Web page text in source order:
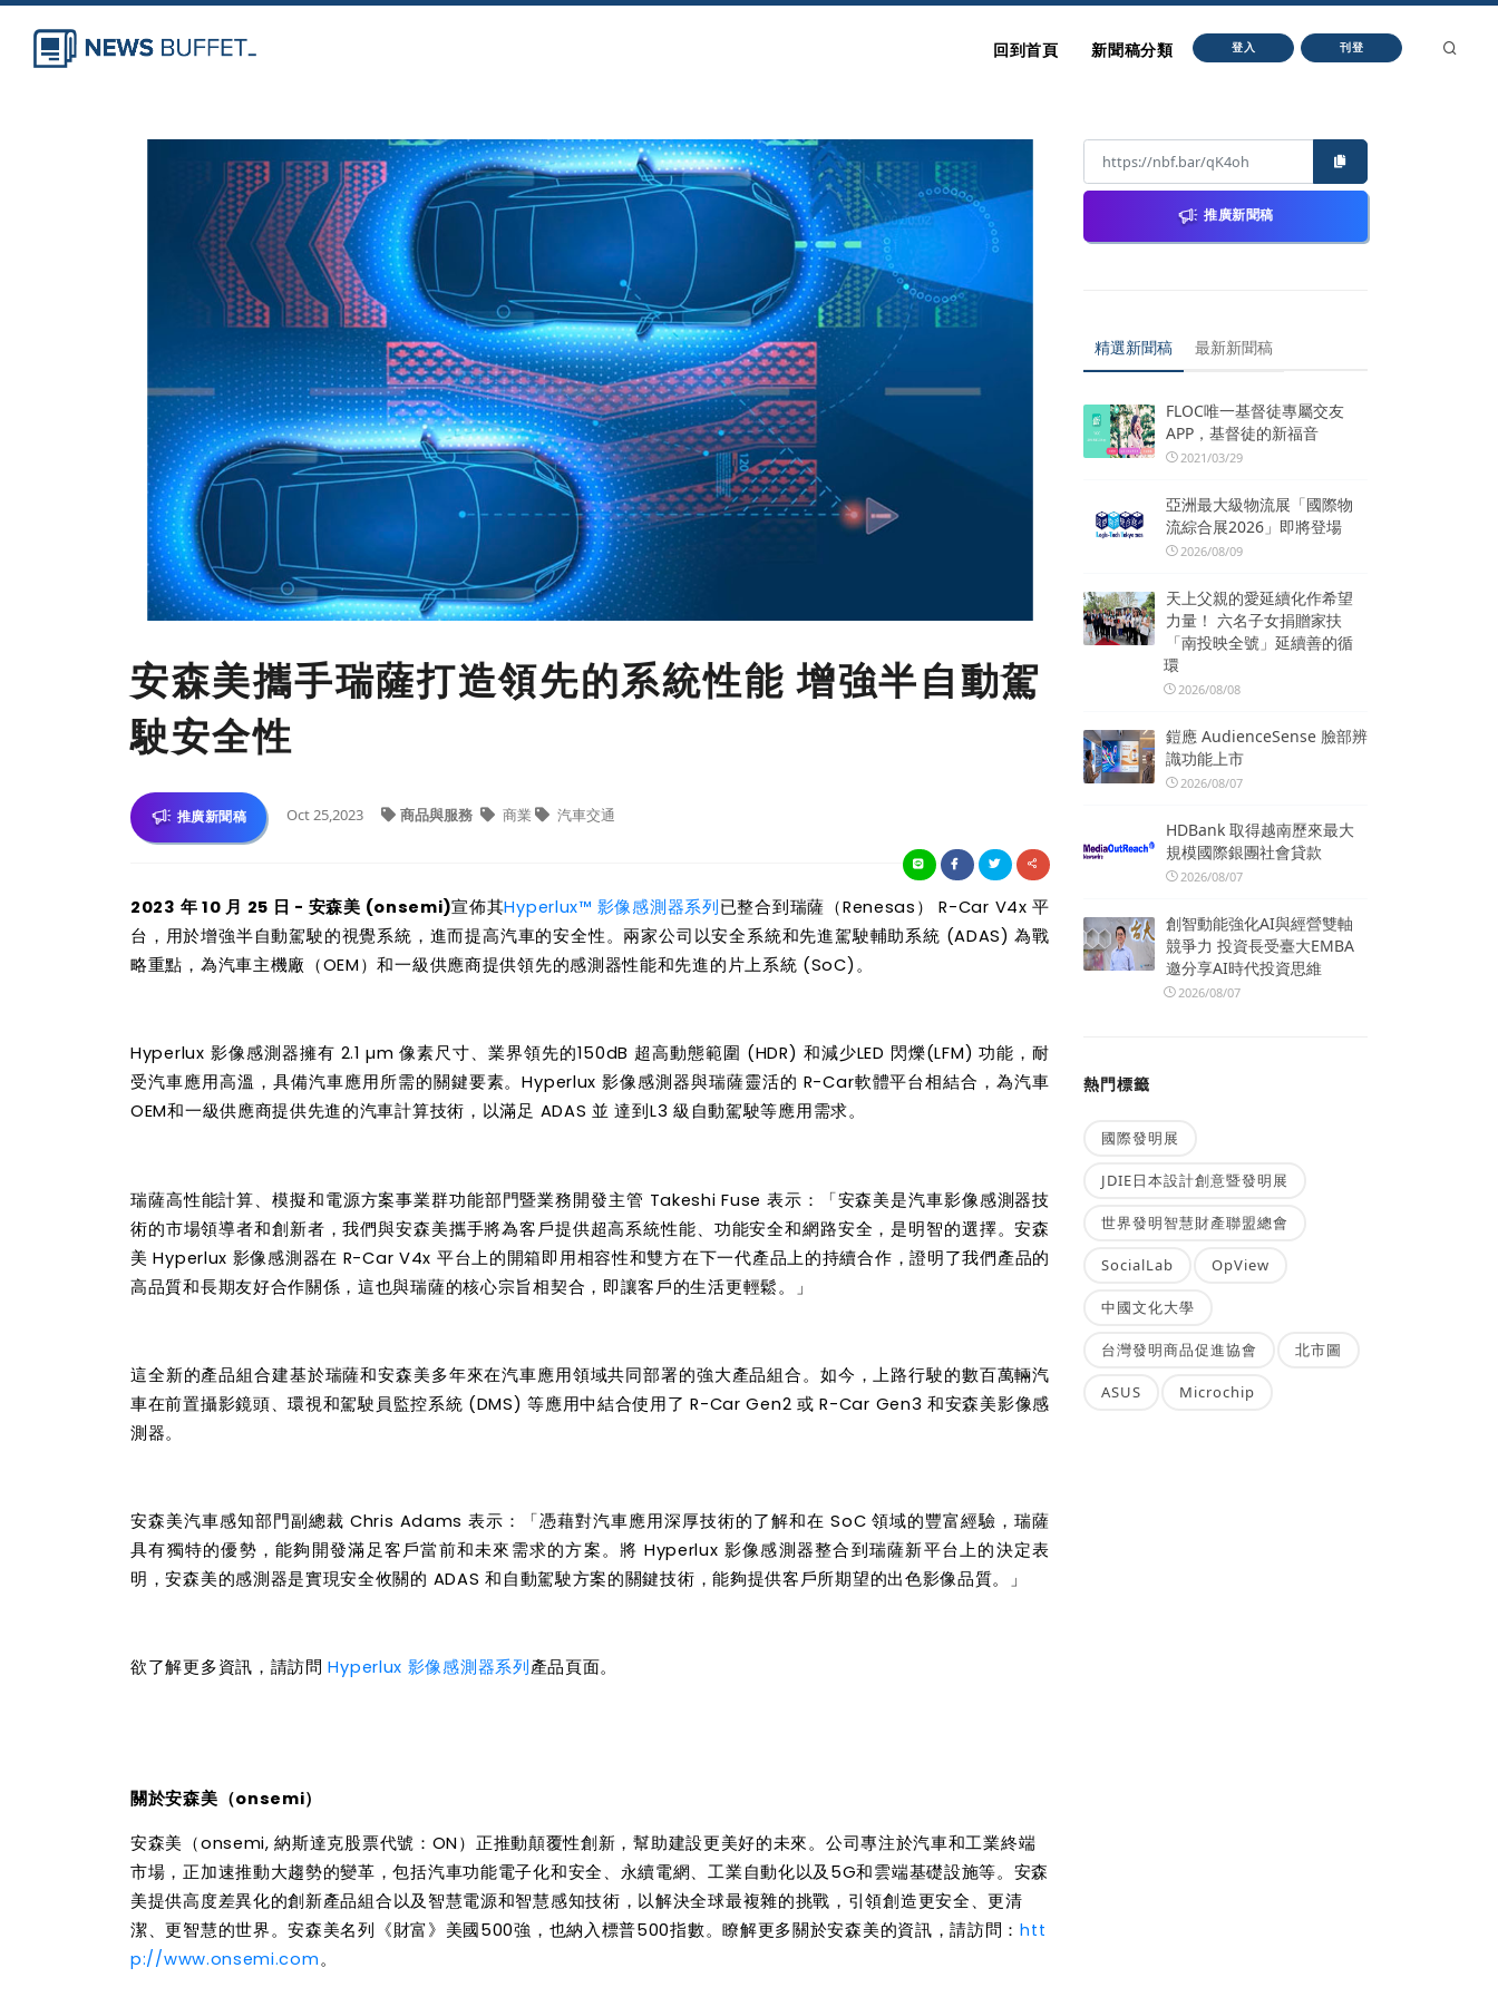
回到首頁 新聞稿分類 登入 刊登
安森美攜手瑞薩打造領先的系統性能 增強半自動駕
駛安全性
推廣新聞稿 Oct 25,2023 商品與服務 商業 汽車交通
2023 年 10 月 25 日 - 安森美 (onsemi)宣佈其Hyperlux™ 影像感測器系列 已整合到瑞薩（Renesas） R-Car V4x 平
台 ，用於增強半自動駕駛的視覺系統，進而提高汽車的安全性。兩家公司以安全系統和先進駕駛輔助系統 (ADAS) 為戰
略重點，為汽車主機廠（OEM）和一級供應商提供領先的感測器性能和先進的片上系統 (SoC)。
Hyperlux 影像感測器擁有 2.1 µm 像素尺寸、業界領先的150dB 超高動態範圍 (HDR) 和減少LED 閃爍(LFM) 功能，耐
受汽車應用高溫，具備汽車應用所需的關鍵要素。Hyperlux 影像感測器與瑞薩靈活的 R-Car軟體平台相結合，為汽車
OEM和一級供應商提供先進的汽車計算技術，以滿足 ADAS 並 達到L3 級自動駕駛等應用需求。
瑞薩高性能計算、模擬和電源方案事業群功能部門暨業務開發主管 Takeshi Fuse 表示：「安森美是汽車影像感測器技
術的市場領導者和創新者，我們與安森美攜手將為客戶提供超高系統性能、功能安全和網路安全，是明智的選擇。安森
美 Hyperlux 影像感測器在 R-Car V4x 平台上的開箱即用相容性和雙方在下一代產品上的持續合作，證明了我們產品的
高品質和長期友好合作關係，這也與瑞薩的核心宗旨相契合，即讓客戶的生活更輕鬆。」
這全新的產品組合建基於瑞薩和安森美多年來在汽車應用領域共同部署的強大產品組合。如今，上路行駛的數百萬輛汽
車在前置攝影鏡頭、環視和駕駛員監控系統 (DMS) 等應用中結合使用了 R-Car Gen2 或 R-Car Gen3 和安森美影像感
測器。
安森美汽車感知部門副總裁 Chris Adams 表示：「憑藉對汽車應用深厚技術的了解和在 SoC 領域的豐富經驗，瑞薩
具有獨特的優勢，能夠開發滿足客戶當前和未來需求的方案。將 Hyperlux 影像感測器整合到瑞薩新平台上的決定表
明，安森美的感測器是實現安全攸關的 ADAS 和自動駕駛方案的關鍵技術，能夠提供客戶所期望的出色影像品質。」
欲了解更多資訊 ，請訪問 Hyperlux 影像感測器系列產品頁面。
關於安森美（onsemi）
安森美（onsemi, 納斯達克股票代號：ON）正推動顛覆性創新，幫助建設更美好的未來。公司專注於汽車和工業終端
市場，正加速推動大趨勢的變革，包括汽車功能電子化和安全、永續電網、工業自動化以及5G和雲端基礎設施等。安森
美提供高度差異化的創新產品組合以及智慧電源和智慧感知技術，以解決全球最複雜的挑戰，引領創造更安全、更清
潔、更智慧的世界。安森美名列《財富》美國500強 ，也納入標普500指數。瞭解更多關於安森美的資訊，請訪問：htt
p://www.onsemi.com。
推廣新聞稿
精選新聞稿 最新新聞稿
FLOC唯一基督徒專屬交友
APP，基督徒的新福音
2021/03/29
亞洲最大級物流展「國際物
流綜合展2026」即將登場
2026/08/09
天上父親的愛延續化作希望
力量！ 六名子女捐贈家扶
「南投映全號」延續善的循
環
2026/08/08
鎧應 AudienceSense 臉部辨
識功能上市
2026/08/07
HDBank 取得越南歷來最大
規模國際銀團社會貸款
2026/08/07
創智動能強化AI與經營雙軸
競爭力 投資長受臺大EMBA
邀分享AI時代投資思維
2026/08/07
熱門標籤
國際發明展
JDIE日本設計創意暨發明展
世界發明智慧財產聯盟總會
SocialLab OpView
中國文化大學
台灣發明商品促進協會 北市圖
ASUS Microchip